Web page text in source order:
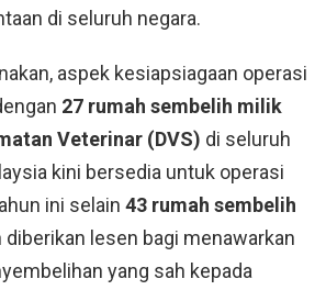
di seluruh negara.
aspek kesiapsiagaan operasi
27 rumah sembelih milik
Veterinar (DVS) di seluruh
kini bersedia untuk operasi
ini selain 43 rumah sembelih
diberikan lesen bagi menawarkan
yang sah kepada